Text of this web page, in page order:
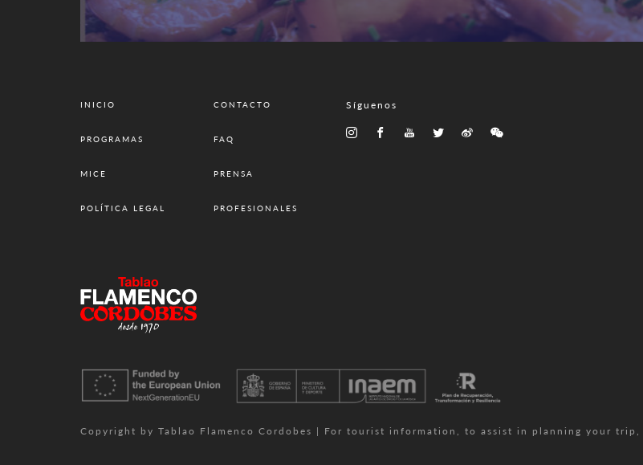
INICIO
PROGRAMAS
MICE
POLÍTICA LEGAL
CONTACTO
FAQ
PRENSA
PROFESIONALES
Síguenos
Copyright by Tablao Flamenco Cordobes | For tourist information, to assist in planning your